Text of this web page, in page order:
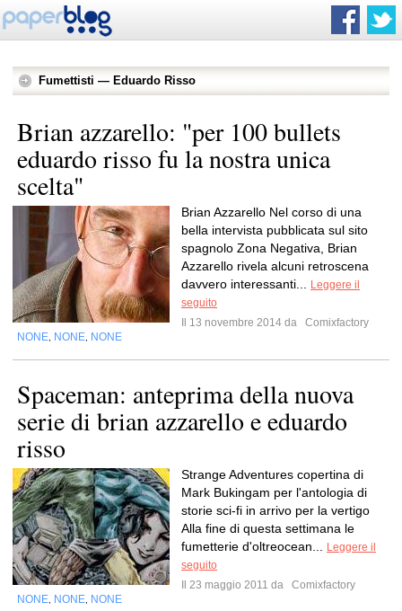
Fumettisti — Eduardo Risso
Brian azzarello: "per 100 bullets
eduardo risso fu la nostra unica
scelta"
Brian Azzarello Nel corso di una
bella intervista pubblicata sul sito
spagnolo Zona Negativa, Brian
Azzarello rivela alcuni retroscena
davvero interessanti...
Leggere il
seguito
Il 13 novembre 2014 da
Comixfactory
NONE NONE NONE
Spaceman: anteprima della nuova
serie di brian azzarello e eduardo
risso
Strange Adventures copertina di
Mark Bukingam per l'antologia di
storie sci-fi in arrivo per la vertigo
Alla fine di questa settimana le
fumetterie d'oltreocean...
Leggere il
seguito
Il 23 maggio 2011 da
Comixfactory
NONE NONE NONE